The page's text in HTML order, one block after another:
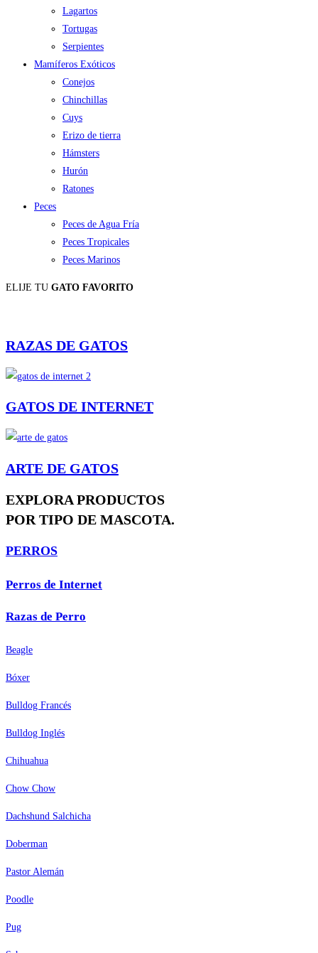
Lagartos
Tortugas
Serpientes
Mamíferos Exóticos
Conejos
Chinchillas
Cuys
Erizo de tierra
Hámsters
Hurón
Ratones
Peces
Peces de Agua Fría
Peces Tropicales
Peces Marinos
ELIJE TU GATO FAVORITO
RAZAS DE GATOS
GATOS DE INTERNET
ARTE DE GATOS
EXPLORA PRODUCTOS
POR TIPO DE MASCOTA.
PERROS
Perros de Internet
Razas de Perro
Beagle
Bóxer
Bulldog Francés
Bulldog Inglés
Chihuahua
Chow Chow
Dachshund Salchicha
Doberman
Pastor Alemán
Poodle
Pug